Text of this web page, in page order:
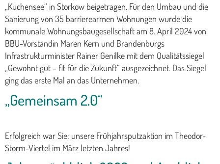
„Küchensee“ in Storkow beigetragen. Für den Umbau und die
Sanierung von 35 barrierearmen Wohnungen wurde die
kommunale Wohnungsbaugesellschaft am 8. April 2024 von
BBU-Vorständin Maren Kern und Brandenburgs
Infrastrukturminister Rainer Genilke mit dem Qualitätssiegel
„Gewohnt gut – fit für die Zukunft“ ausgezeichnet. Das Siegel
ging das erste Mal an das Unternehmen.
„Gemeinsam 2.0“
Erfolgreich war Sie: unsere Frühjahrsputzaktion im Theodor-
Storm-Viertel im März letzten Jahres!